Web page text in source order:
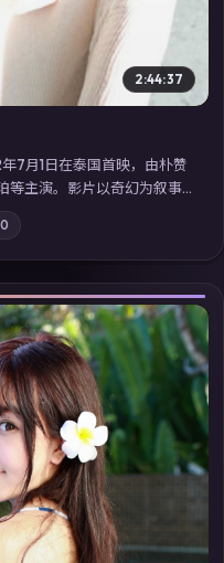
2:44:37
7月1日在泰国首映，由朴赞
等主演。影片以奇幻为叙事
彻底打破；摄影与配乐强化
看高清电视剧在线看」延
线追剧体验。